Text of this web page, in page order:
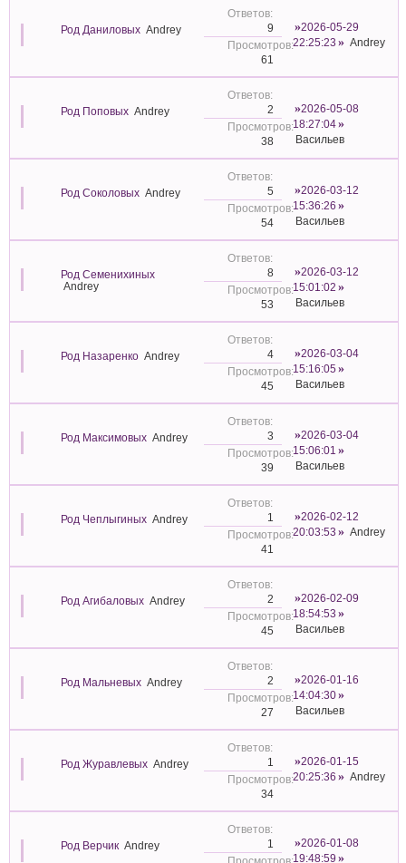
Род Даниловых Andrey 9
61
2026-05-29
22:25:23
Andrey
Род Поповых Andrey 2
38
2026-05-08
18:27:04
Васильев
Род Соколовых Andrey 5
54
2026-03-12
15:36:26
Васильев
Род Семенихиных
Andrey
8
53
2026-03-12
15:01:02
Васильев
Род Назаренко Andrey 4
45
2026-03-04
15:16:05
Васильев
Род Максимовых Andrey 3
39
2026-03-04
15:06:01
Васильев
Род Чеплыгиных Andrey 1
41
2026-02-12
20:03:53
Andrey
Род Агибаловых Andrey 2
45
2026-02-09
18:54:53
Васильев
Род Мальневых Andrey 2
27
2026-01-16
14:04:30
Васильев
Род Журавлевых Andrey 1
34
2026-01-15
20:25:36
Andrey
Род Верчик Andrey 1
2026-01-08
19:48:59